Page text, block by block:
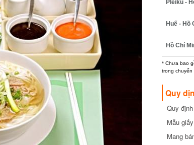
Pleiku -
Huế - Hồ
Hồ Chí
* Chưa bao
trong chuyến
Quy
Quy
cần biết
Mẫu
Mang